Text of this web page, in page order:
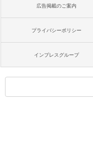
広告掲載のご案内
プライバシーポリシー
インプレスグループ